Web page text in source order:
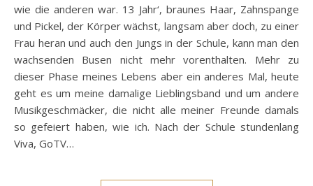
wie die anderen war. 13 Jahr‘, braunes Haar, Zahnspange
und Pickel, der Körper wächst, langsam aber doch, zu einer
Frau heran und auch den Jungs in der Schule, kann man den
wachsenden Busen nicht mehr vorenthalten. Mehr zu
dieser Phase meines Lebens aber ein anderes Mal, heute
geht es um meine damalige Lieblingsband und um andere
Musikgeschmäcker, die nicht alle meiner Freunde damals
so gefeiert haben, wie ich. Nach der Schule stundenlang
Viva, GoTV…